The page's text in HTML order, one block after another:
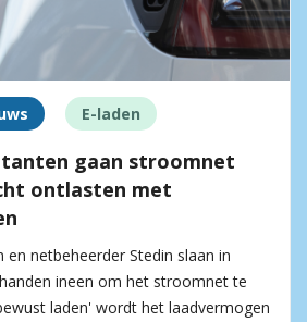
E-laden
gaan stroomnet
ontlasten met
en netbeheerder Stedin slaan in
ineen om het stroomnet te
laden' wordt het laadvermogen